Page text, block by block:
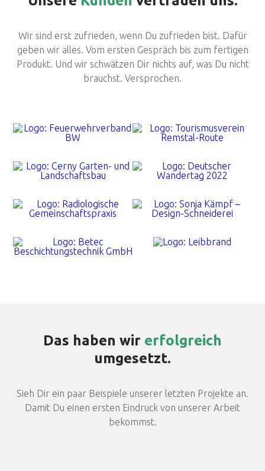
Wir sind erst zufrieden, wenn Du zufrieden bist. Dafür
geben wir alles. Vom ersten Gespräch bis zum fertigen
Produkt. Und wir schwätzen Dir nichts auf, was Du nicht
brauchst. Versprochen.
Das haben wir erfolgreich
umgesetzt.
Sieh Dir ein paar Beispiele unserer letzten Projekte an.
Damit Du einen ersten Eindruck von unserer Arbeit
bekommst.